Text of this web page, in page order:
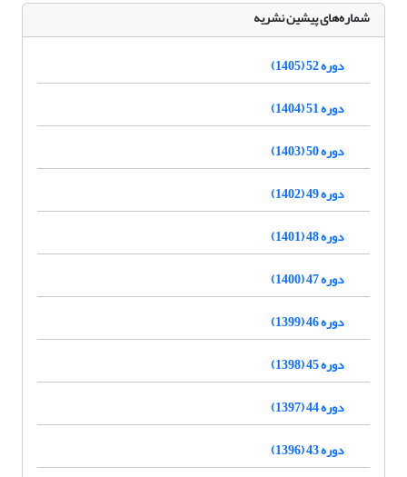
شماره‌های پیشین نشریه
دوره 52 (1405)
دوره 51 (1404)
دوره 50 (1403)
دوره 49 (1402)
دوره 48 (1401)
دوره 47 (1400)
دوره 46 (1399)
دوره 45 (1398)
دوره 44 (1397)
دوره 43 (1396)